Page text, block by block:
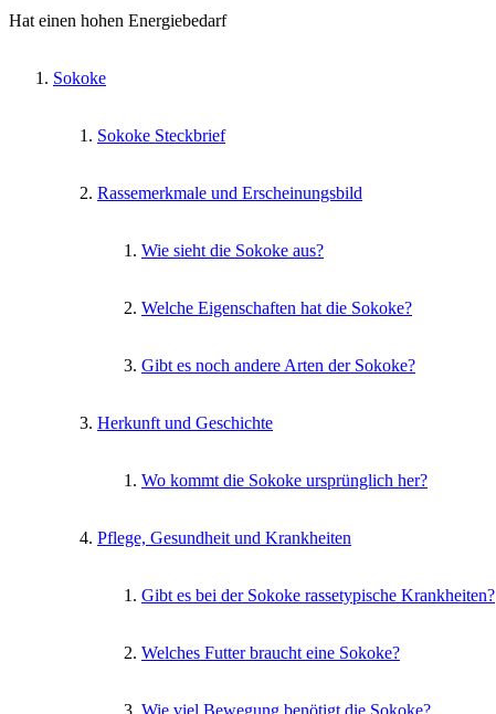
Hat einen hohen Energiebedarf
Sokoke
Sokoke Steckbrief
Rassemerkmale und Erscheinungsbild
Wie sieht die Sokoke aus?
Welche Eigenschaften hat die Sokoke?
Gibt es noch andere Arten der Sokoke?
Herkunft und Geschichte
Wo kommt die Sokoke ursprünglich her?
Pflege, Gesundheit und Krankheiten
Gibt es bei der Sokoke rassetypische Krankheiten?
Welches Futter braucht eine Sokoke?
Wie viel Bewegung benötigt die Sokoke?